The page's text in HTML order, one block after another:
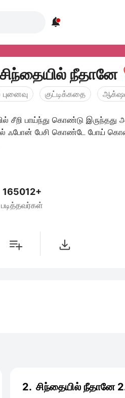

குட்டிக்கதை
சீறி பாய்ந்து கொண்டு இருந்தது
ஃபோன் பேசி கொண்டே போய்
165012+
படித்தவர்கள்
2. சிந்தையில்